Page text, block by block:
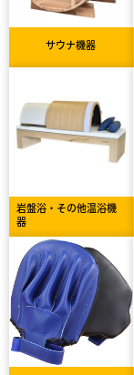
サウナ機器
岩盤浴・その他温浴機
器